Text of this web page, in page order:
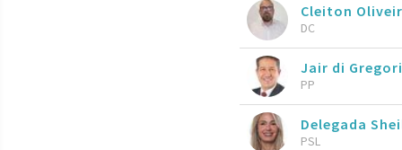
Cleiton
DC
Jair di
PP
Delegada
PSL